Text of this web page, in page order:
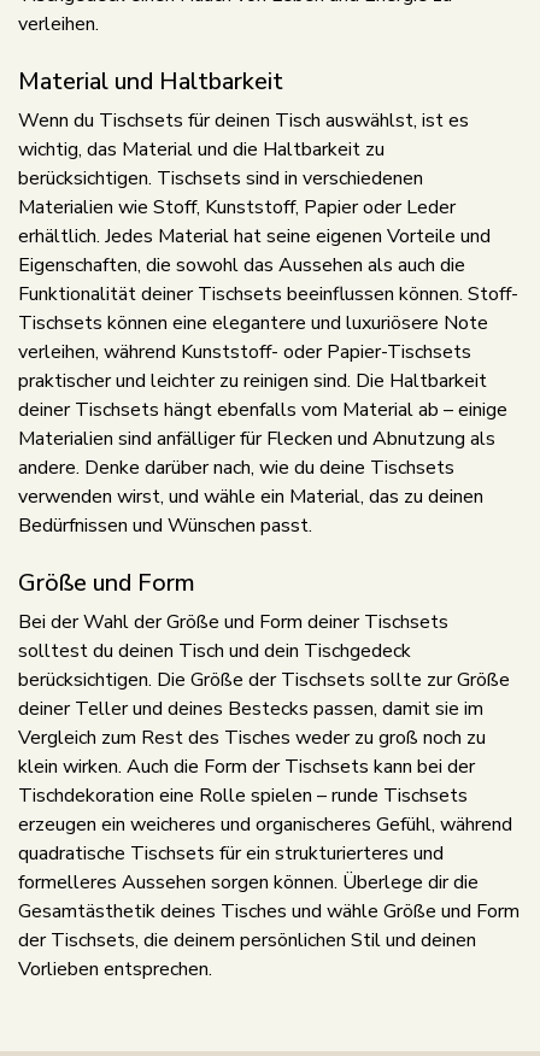
verleihen.
Material und Haltbarkeit
Wenn du Tischsets für deinen Tisch auswählst, ist es
wichtig, das Material und die Haltbarkeit zu
berücksichtigen. Tischsets sind in verschiedenen
Materialien wie Stoff, Kunststoff, Papier oder Leder
erhältlich. Jedes Material hat seine eigenen Vorteile und
Eigenschaften, die sowohl das Aussehen als auch die
Funktionalität deiner Tischsets beeinflussen können. Stoff-
Tischsets können eine elegantere und luxuriösere Note
verleihen, während Kunststoff- oder Papier-Tischsets
praktischer und leichter zu reinigen sind. Die Haltbarkeit
deiner Tischsets hängt ebenfalls vom Material ab – einige
Materialien sind anfälliger für Flecken und Abnutzung als
andere. Denke darüber nach, wie du deine Tischsets
verwenden wirst, und wähle ein Material, das zu deinen
Bedürfnissen und Wünschen passt.
Größe und Form
Bei der Wahl der Größe und Form deiner Tischsets
solltest du deinen Tisch und dein Tischgedeck
berücksichtigen. Die Größe der Tischsets sollte zur Größe
deiner Teller und deines Bestecks passen, damit sie im
Vergleich zum Rest des Tisches weder zu groß noch zu
klein wirken. Auch die Form der Tischsets kann bei der
Tischdekoration eine Rolle spielen – runde Tischsets
erzeugen ein weicheres und organischeres Gefühl, während
quadratische Tischsets für ein strukturierteres und
formelleres Aussehen sorgen können. Überlege dir die
Gesamtästhetik deines Tisches und wähle Größe und Form
der Tischsets, die deinem persönlichen Stil und deinen
Vorlieben entsprechen.